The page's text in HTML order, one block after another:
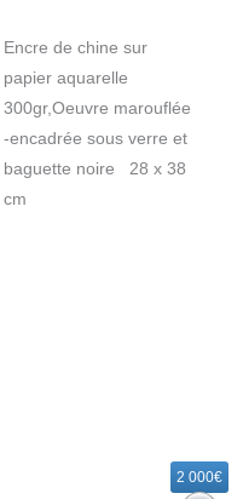
Encre de chine sur
papier aquarelle
300gr,Oeuvre marouflée
-encadrée sous verre et
baguette noire 28 x 38
cm
2 000€